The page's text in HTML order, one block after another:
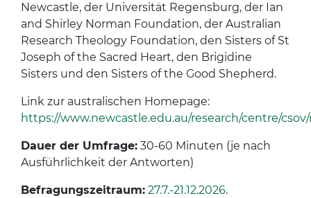
Newcastle, der Universität Regensburg, der Ian
and Shirley Norman Foundation, der Australian
Research Theology Foundation, den Sisters of St
Joseph of the Sacred Heart, den Brigidine
Sisters und den Sisters of the Good Shepherd.
Link zur australischen Homepage:
https://www.newcastle.edu.au/research/centre/
Dauer der Umfrage: 30-60 Minuten (je nach
Ausführlichkeit der Antworten)
Befragungszeitraum: 27.7.-21.12.2026.